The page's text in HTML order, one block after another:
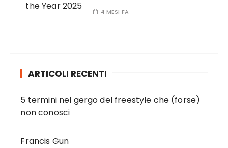
4 MESI FA
ARTICOLI RECENTI
5 termini nel gergo del freestyle che (forse)
non conosci
Francis Gun